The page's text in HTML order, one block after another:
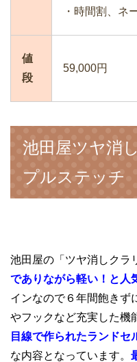
・時間割、ネ
値
段
59,000円
池田屋ツヤ消
プルステッチ
池田屋の「ツヤ消しクラ
でありながら軽い！と人
インなので６年間飽きず
やフックなど充実した機
目線で作られたランドセ
な内容となっています。